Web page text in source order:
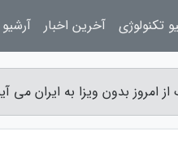
امروز بدون ویزا به ایران
تکنولوژی آخرین اخبار